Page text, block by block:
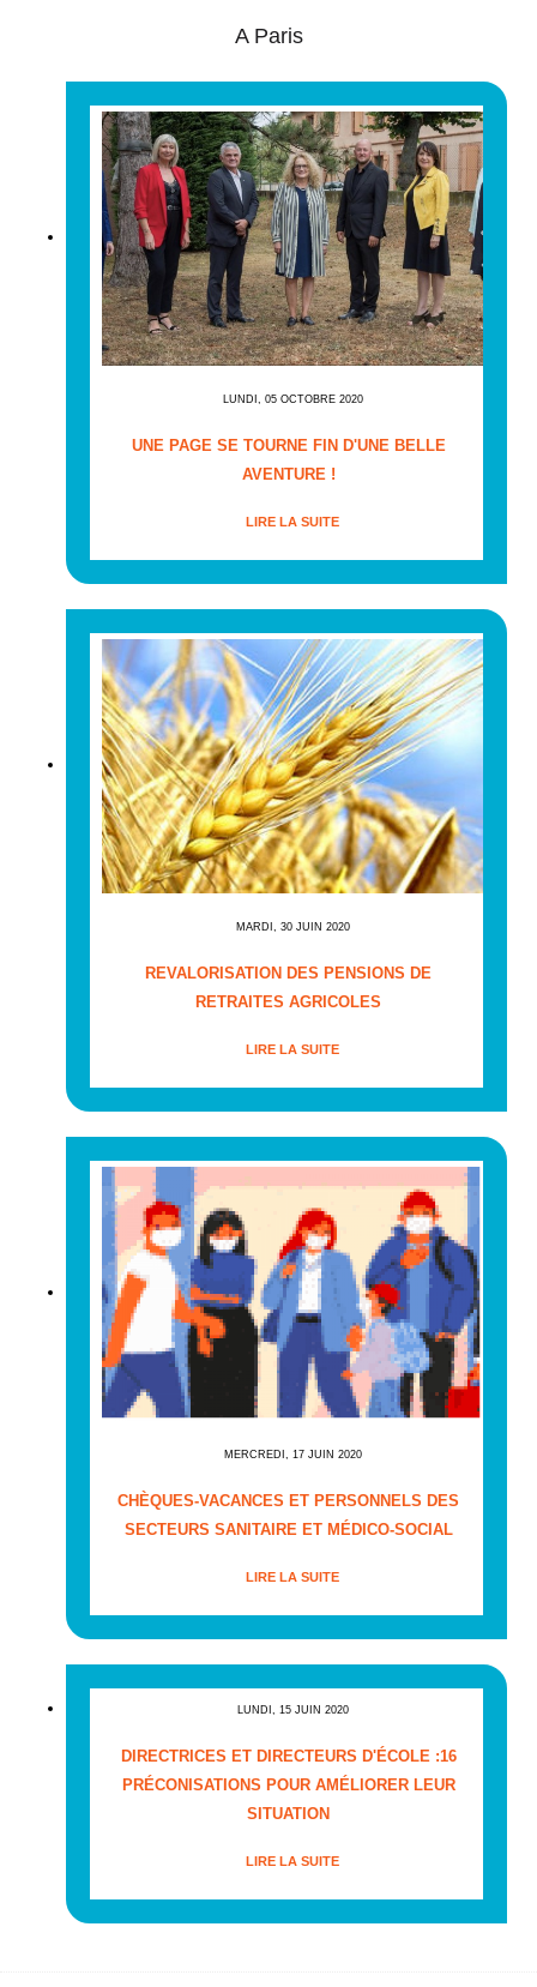
A Paris
LUNDI, 05 OCTOBRE 2020
UNE PAGE SE TOURNE FIN D'UNE BELLE
AVENTURE !
LIRE LA SUITE
MARDI, 30 JUIN 2020
REVALORISATION DES PENSIONS DE
RETRAITES AGRICOLES
LIRE LA SUITE
MERCREDI, 17 JUIN 2020
CHÈQUES-VACANCES ET PERSONNELS DES
SECTEURS SANITAIRE ET MÉDICO-SOCIAL
LIRE LA SUITE
LUNDI, 15 JUIN 2020
DIRECTRICES ET DIRECTEURS D'ÉCOLE :16
PRÉCONISATIONS POUR AMÉLIORER LEUR
SITUATION
LIRE LA SUITE